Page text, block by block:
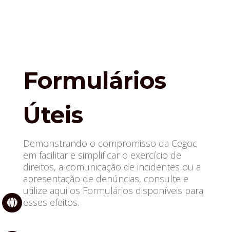

Formulários
Úteis
Demonstrando o compromisso da Cegoc
em facilitar e simplificar o exercício de
direitos, a comunicação de incidentes ou a
apresentação de denúncias, consulte e
utilize aqui os Formulários disponíveis para
esses efeitos.